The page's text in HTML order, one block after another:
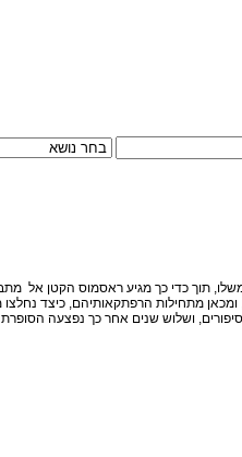
תוך כדי כך מגיע ראסמוס הקטן אל
ומכאן מתחילות הרפתקאותיהם, כיצד
ושלוש שנים אחר כך נפצעה הסופרת